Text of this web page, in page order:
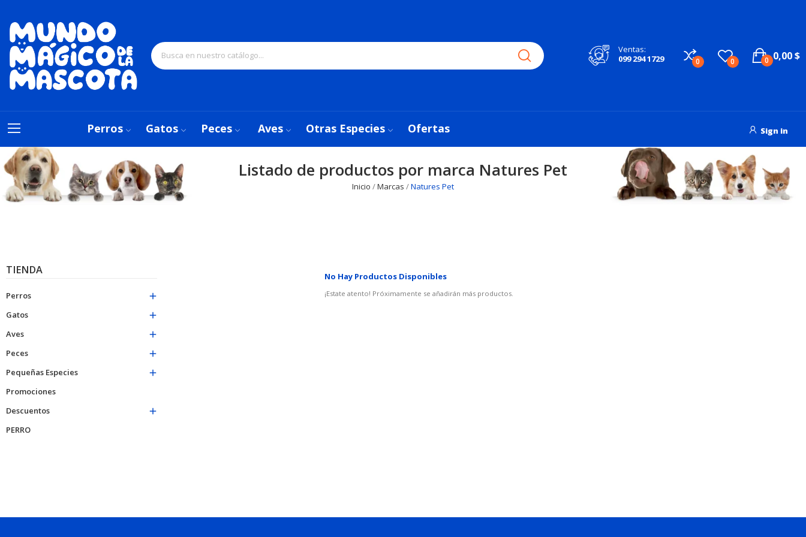
Ventas:
099 294 1729
0 0 0,00 $
0
Perros Gatos Peces Aves Otras Especies Ofertas Sign in
Listado de productos por marca Natures Pet
Inicio Marcas Natures Pet
TIENDA
Perros

Gatos

Aves

Peces

Pequeñas Especies

Promociones
Descuentos

PERRO
No Hay Productos Disponibles
¡Estate atento! Próximamente se añadirán más productos.